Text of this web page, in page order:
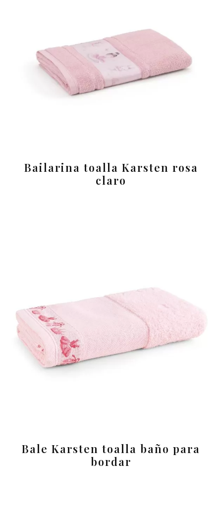
Bailarina toalla Karsten rosa
claro
Bale Karsten toalla baño para
bordar